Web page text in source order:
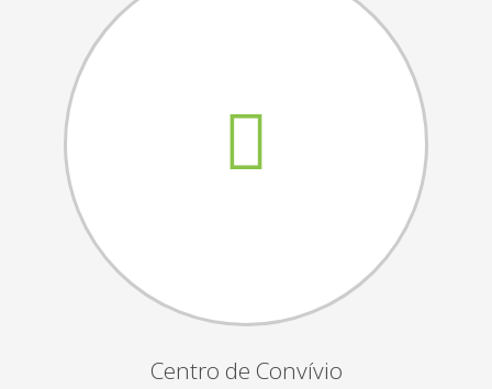
Semana Sénior
Passeio do Idoso
Associados
Orgãos Sociais
Publicações Oficiais
Contactos
Centro de Convívio